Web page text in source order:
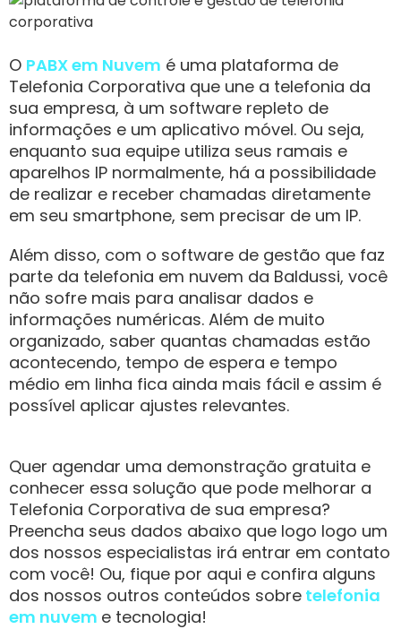
O PABX em Nuvem é uma plataforma de
Telefonia Corporativa que une a telefonia da
sua empresa, à um software repleto de
informações e um aplicativo móvel. Ou seja,
enquanto sua equipe utiliza seus ramais e
aparelhos IP normalmente, há a possibilidade
de realizar e receber chamadas diretamente
em seu smartphone, sem precisar de um IP.
Além disso, com o software de gestão que faz
parte da telefonia em nuvem da Baldussi, você
não sofre mais para analisar dados e
informações numéricas. Além de muito
organizado, saber quantas chamadas estão
acontecendo, tempo de espera e tempo
médio em linha fica ainda mais fácil e assim é
possível aplicar ajustes relevantes.
Quer agendar uma demonstração gratuita e
conhecer essa solução que pode melhorar a
Telefonia Corporativa de sua empresa?
Preencha seus dados abaixo que logo logo um
dos nossos especialistas irá entrar em contato
com você! Ou, fique por aqui e confira alguns
dos nossos outros conteúdos sobre telefonia
em nuvem e tecnologia!